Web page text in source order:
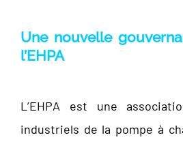
Une nouvelle
l’EHPA
L’EHPA est une
industriels de la pompe à